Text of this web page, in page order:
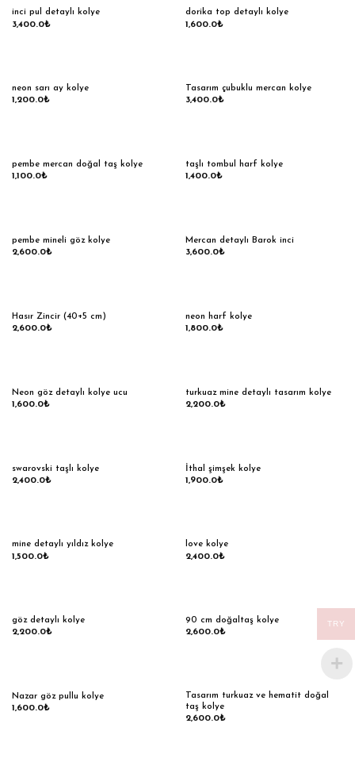
inci pul detaylı kolye
3,400.0₺
dorika top detaylı kolye
1,600.0₺
neon sarı ay kolye
1,200.0₺
Tasarım çubuklu mercan kolye
3,400.0₺
pembe mercan doğal taş kolye
1,100.0₺
taşlı tombul harf kolye
1,400.0₺
pembe mineli göz kolye
2,600.0₺
Mercan detayIı Barok inci
3,600.0₺
Hasır Zincir (40+5 cm)
2,600.0₺
neon harf kolye
1,800.0₺
Neon göz detaylı kolye ucu
1,600.0₺
turkuaz mine detaylı tasarım kolye
2,200.0₺
swarovski taşlı kolye
2,400.0₺
İthal şimşek kolye
1,900.0₺
mine detaylı yıldız kolye
1,500.0₺
love kolye
2,400.0₺
göz detaylı kolye
2,200.0₺
90 cm doğaltaş kolye
2,600.0₺
Nazar göz pullu kolye
1,600.0₺
Tasarım turkuaz ve hematit doğal
taş kolye
2,600.0₺
TRY